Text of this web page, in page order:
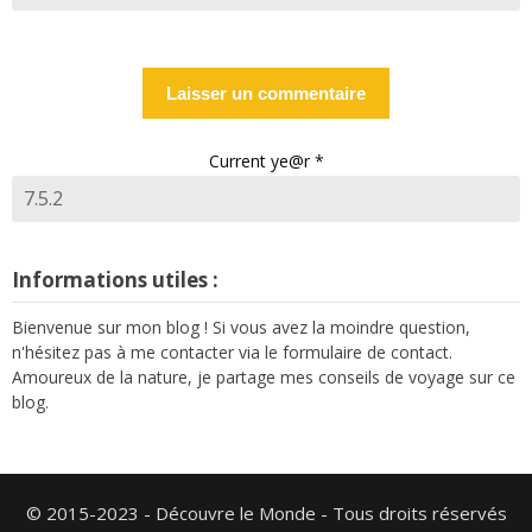
Current ye@r*
Informations utiles :
Bienvenue sur mon blog ! Si vous avez la moindre question,
n'hésitez pas à me contacter via le formulaire de contact.
Amoureux de la nature, je partage mes conseils de voyage sur ce
blog.
© 2015-2023 - Découvre le Monde - Tous droits réservés